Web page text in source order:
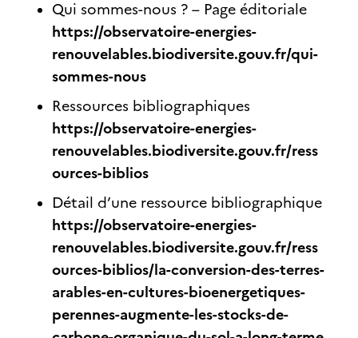
Qui sommes-nous ? – Page éditoriale
https://observatoire-energies-
renouvelables.biodiversite.gouv.fr/qui-
sommes-nous
Ressources bibliographiques
https://observatoire-energies-
renouvelables.biodiversite.gouv.fr/ress
ources-biblios
Détail d’une ressource bibliographique
https://observatoire-energies-
renouvelables.biodiversite.gouv.fr/ress
ources-biblios/la-conversion-des-terres-
arables-en-cultures-bioenergetiques-
perennes-augmente-les-stocks-de-